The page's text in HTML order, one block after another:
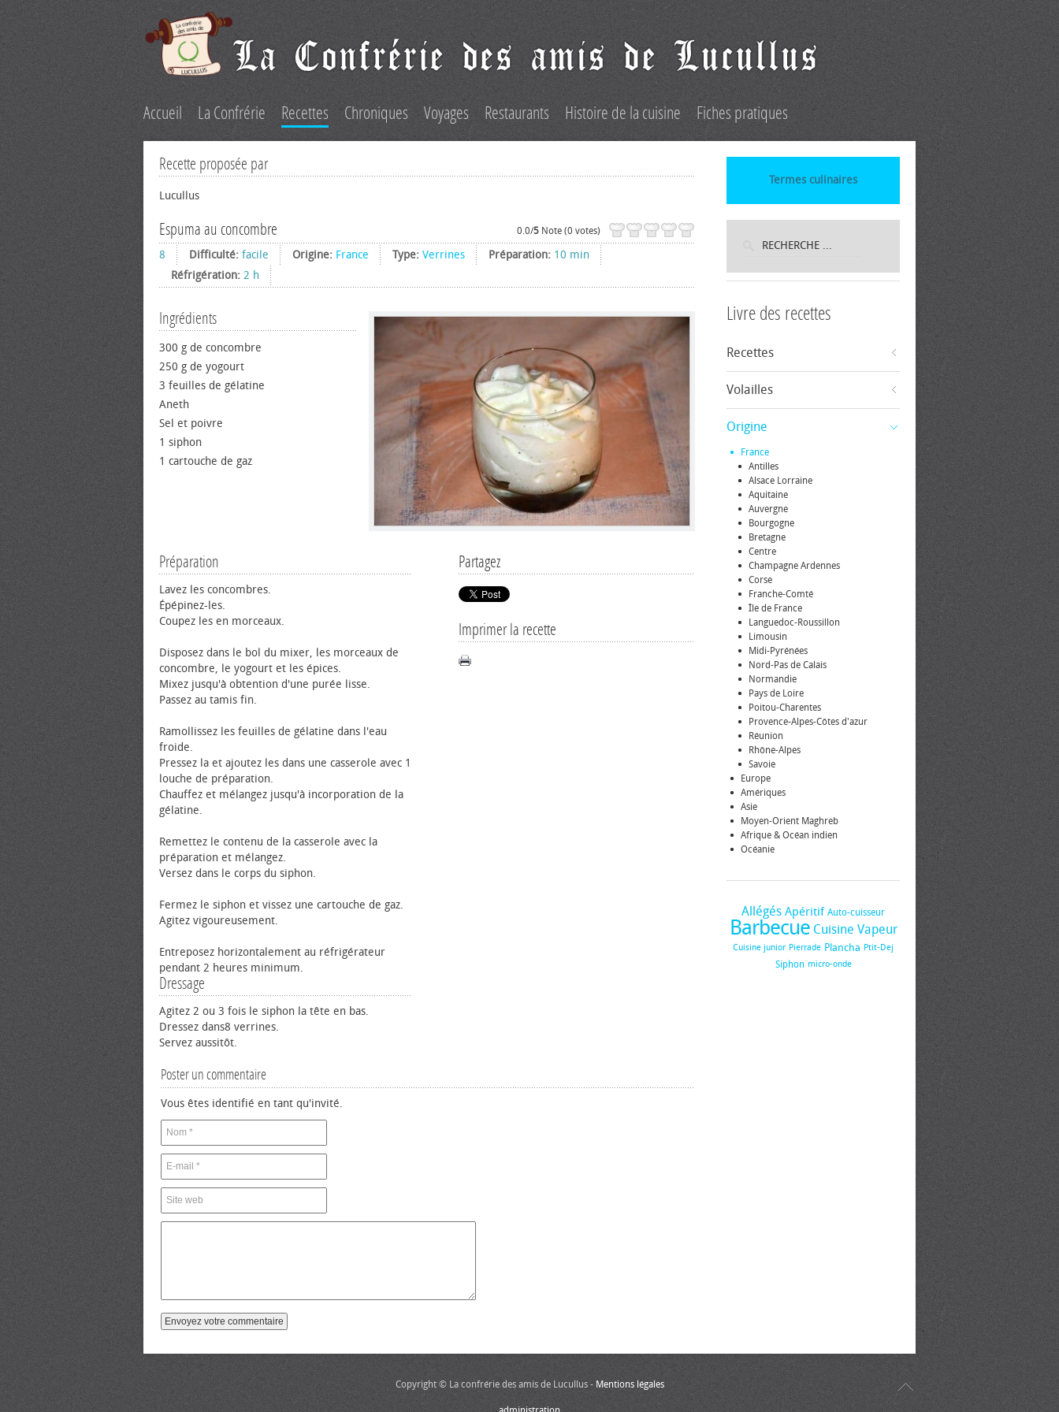
Accueil La Confrérie Recettes Chroniques Voyages Restaurants Histoire de la cuisine Fiches pratiques
Recette proposée par
Lucullus
Espuma au concombre 0.0/5 Note (0 votes)
8 Difficulté: facile Origine: France Type: Verrines Préparation: 10 min
Réfrigération: 2 h
Ingrédients
300 g de concombre
250 g de yogourt
3 feuilles de gélatine
Aneth
Sel et poivre
1 siphon
1 cartouche de gaz
Partagez
Imprimer la recette
Préparation
Lavez les concombres.
Épépinez-les.
Coupez les en morceaux.
Disposez dans le bol du mixer, les morceaux de
concombre, le yogourt et les épices.
Mixez jusqu'à obtention d'une purée lisse.
Passez au tamis fin.
Ramollissez les feuilles de gélatine dans l'eau
froide.
Pressez la et ajoutez les dans une casserole avec 1
louche de préparation.
Chauffez et mélangez jusqu'à incorporation de la
gélatine.
Remettez le contenu de la casserole avec la
préparation et mélangez.
Versez dans le corps du siphon.
Fermez le siphon et vissez une cartouche de gaz.
Agitez vigoureusement.
Entreposez horizontalement au réfrigérateur
pendant 2 heures minimum.
Dressage
Agitez 2 ou 3 fois le siphon la tête en bas.
Dressez dans8 verrines.
Servez aussitôt.
Poster un commentaire
Vous êtes identifié en tant qu'invité.
Termes culinaires
Livre des recettes
Recettes
Volailles
Origine
France
Antilles
Alsace Lorraine
Aquitaine
Auvergne
Bourgogne
Bretagne
Centre
Champagne Ardennes
Corse
Franche-Comté
Île de France
Languedoc-Roussillon
Limousin
Midi-Pyrénées
Nord-Pas de Calais
Normandie
Pays de Loire
Poitou-Charentes
Provence-Alpes-Côtes d'azur
Réunion
Rhône-Alpes
Savoie
Europe
Amériques
Asie
Moyen-Orient Maghreb
Afrique & Océan indien
Océanie
Allégés Apéritif Auto-cuisseur
Barbecue Cuisine Vapeur
Cuisine junior Pierrade Plancha Ptit-Dej
Siphon micro-onde
Copyright © La confrérie des amis de Lucullus - Mentions légales